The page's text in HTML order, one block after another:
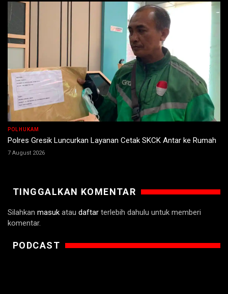
POLHUKAM
Polres Gresik Luncurkan Layanan Cetak SKCK Antar ke Rumah
7 August 2026
TINGGALKAN KOMENTAR
Silahkan masuk atau daftar terlebih dahulu untuk memberi
komentar.
PODCAST